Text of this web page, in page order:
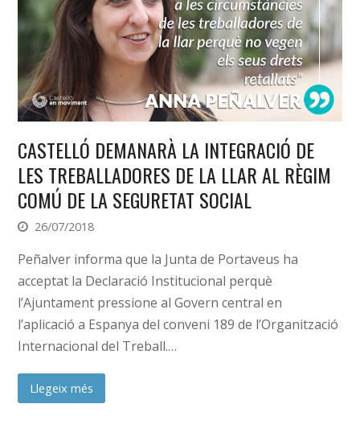
CASTELLÓ DEMANARÀ LA INTEGRACIÓ DE
LES TREBALLADORES DE LA LLAR AL RÈGIM
COMÚ DE LA SEGURETAT SOCIAL
26/07/2018
Peñalver informa que la Junta de Portaveus ha
acceptat la Declaració Institucional perquè
l’Ajuntament pressione al Govern central en
l’aplicació a Espanya del conveni 189 de l’Organització
Internacional del Treball.…
Llegeix més